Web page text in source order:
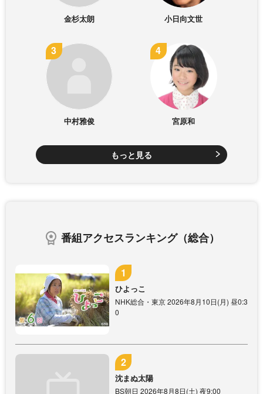
金杉太朗 小日向文世
中村雅俊 宮原和
もっと見る
番組アクセスランキング（総合）
ひよっこ
NHK総合・東京 2026年8月10日(月) 昼0:3
0
沈まぬ太陽
BS朝日 2026年8月8日(土) 夜9:00